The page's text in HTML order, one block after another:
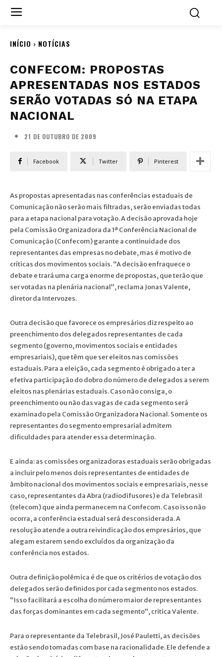
INÍCIO NOTÍCIAS
CONFECOM: PROPOSTAS
APRESENTADAS NOS ESTADOS
SERÃO VOTADAS SÓ NA ETAPA
NACIONAL
21 DE OUTUBRO DE 2009
Facebook Twitter Pinterest
As propostas apresentadas nas conferências estaduais de
Comunicação não serão mais filtradas, serão enviadas todas
para a etapa nacional para votação. A decisão aprovada hoje
pela Comissão Organizadora da 1ª Conferência Nacional de
Comunicação (Confecom) garante a continuidade dos
representantes das empresas no debate, mas é motivo de
críticas dos movimentos sociais. “A decisão enfraquece o
debate e trará uma carga enorme de propostas, que terão que
ser votadas na plenária nacional”, reclama Jonas Valente,
diretor da Intervozes.
Outra decisão que favorece os empresários diz respeito ao
preenchimento dos delegados representantes de cada
segmento (governo, movimentos sociais e entidades
empresariais), que têm que ser eleitos nas comissões
estaduais. Para a eleição, cada segmento é obrigado a ter a
efetiva participação do dobro do número de delegados a serem
eleitos nas plenárias estaduais. Caso não consiga, o
preenchimento ou não das vagas de cada segmento será
examinado pela Comissão Organizadora Nacional. Somente os
representantes do segmento empresarial admitem
dificuldades para atender essa determinação.
E ainda: as comissões organizadoras estaduais serão obrigadas
a incluir pelo menos dois representantes de entidades de
âmbito nacional dos movimentos sociais e empresariais, nesse
caso, representantes da Abra (radiodifusores) e da Telebrasil
(telecom) que ainda permanecem na Confecom. Caso isso não
ocorra, a conferência estadual será desconsiderada. A
resolução atende a outra reivindicação dos empresários, que
alegam estarem sendo excluídos da organização da
conferência nos estados.
Outra definição polêmica é de que os critérios de votação dos
delegados serão definidos por cada segmento nos estados.
“Isso facilitará a escolha do número maior de representantes
das forças dominantes em cada segmento”, critica Valente.
Para o representante da Telebrasil, José Pauletti, as decisões
estão sendo tomadas com base na racionalidade. Ele defende a